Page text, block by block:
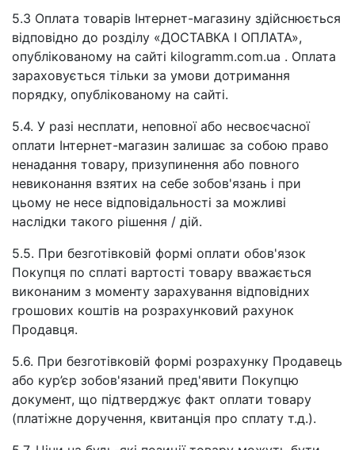
5.3 Оплата товарів Інтернет-магазину здійснюється
відповідно до розділу «ДОСТАВКА І ОПЛАТА»,
опублікованому на сайті kilogramm.com.ua . Оплата
зараховується тільки за умови дотримання
порядку, опублікованому на сайті.
5.4. У разі несплати, неповної або несвоєчасної
оплати Інтернет-магазин залишає за собою право
ненадання товару, призупинення або повного
невиконання взятих на себе зобов'язань і при
цьому не несе відповідальності за можливі
наслідки такого рішення / дій.
5.5. При безготівковій формі оплати обов'язок
Покупця по сплаті вартості товару вважається
виконаним з моменту зарахування відповідних
грошових коштів на розрахунковий рахунок
Продавця.
5.6. При безготівковій формі розрахунку Продавець
або кур’єр зобов'язаний пред'явити Покупцю
документ, що підтверджує факт оплати товару
(платіжне доручення, квитанція про сплату т.д.).